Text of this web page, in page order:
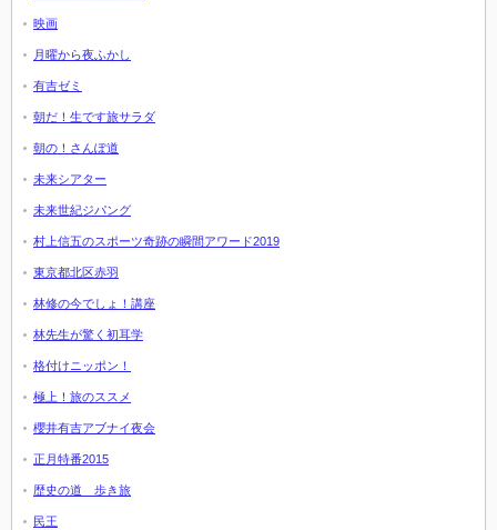
映画
月曜から夜ふかし
有吉ゼミ
朝だ！生です旅サラダ
朝の！さんぽ道
未来シアター
未来世紀ジパング
村上信五のスポーツ奇跡の瞬間アワード2019
東京都北区赤羽
林修の今でしょ！講座
林先生が驚く初耳学
格付けニッポン！
極上！旅のススメ
櫻井有吉アブナイ夜会
正月特番2015
歴史の道 歩き旅
民王